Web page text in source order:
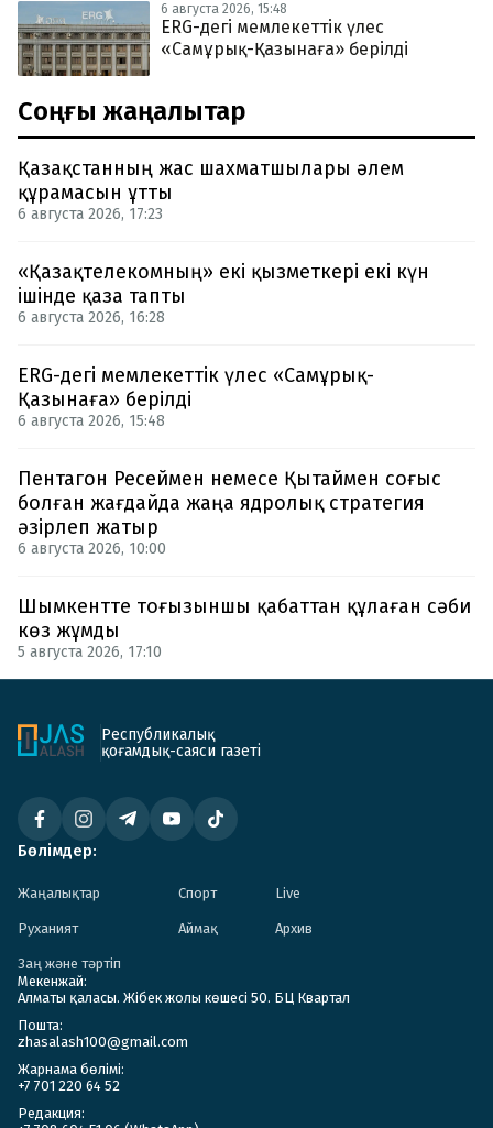
6 августа 2026, 15:48
ERG-дегі мемлекеттік үлес
«Самұрық-Қазынаға» берілді
Соңғы жаңалықтар
Қазақстанның жас шахматшылары әлем
құрамасын ұтты
6 августа 2026, 17:23
«Қазақтелекомның» екі қызметкері екі күн
ішінде қаза тапты
6 августа 2026, 16:28
ERG-дегі мемлекеттік үлес «Самұрық-
Қазынаға» берілді
6 августа 2026, 15:48
Пентагон Ресеймен немесе Қытаймен соғыс
болған жағдайда жаңа ядролық стратегия
әзірлеп жатыр
6 августа 2026, 10:00
Шымкентте тоғызыншы қабаттан құлаған сәби
көз жұмды
5 августа 2026, 17:10
Республикалық
қоғамдық-саяси газеті
Бөлімдер:
Жаңалықтар Спорт Live
Руханият Аймақ Архив
Заң және тәртіп
Мекенжай:
Алматы қаласы. Жібек жолы көшесі 50. БЦ Квартал
Пошта:
zhasalash100@gmail.com
Жарнама бөлімі:
+7 701 220 64 52
Редакция: